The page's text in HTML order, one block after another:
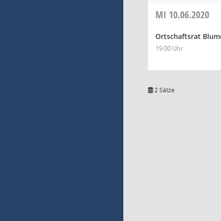
MI 10.06.2020
Ortschaftsrat
19:00 Uhr
2 Sätze